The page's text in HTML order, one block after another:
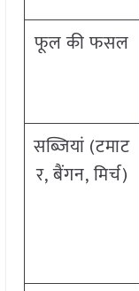
फूल की फसल
सब्जियां (टमाट
र, बैंगन, मिर्च)